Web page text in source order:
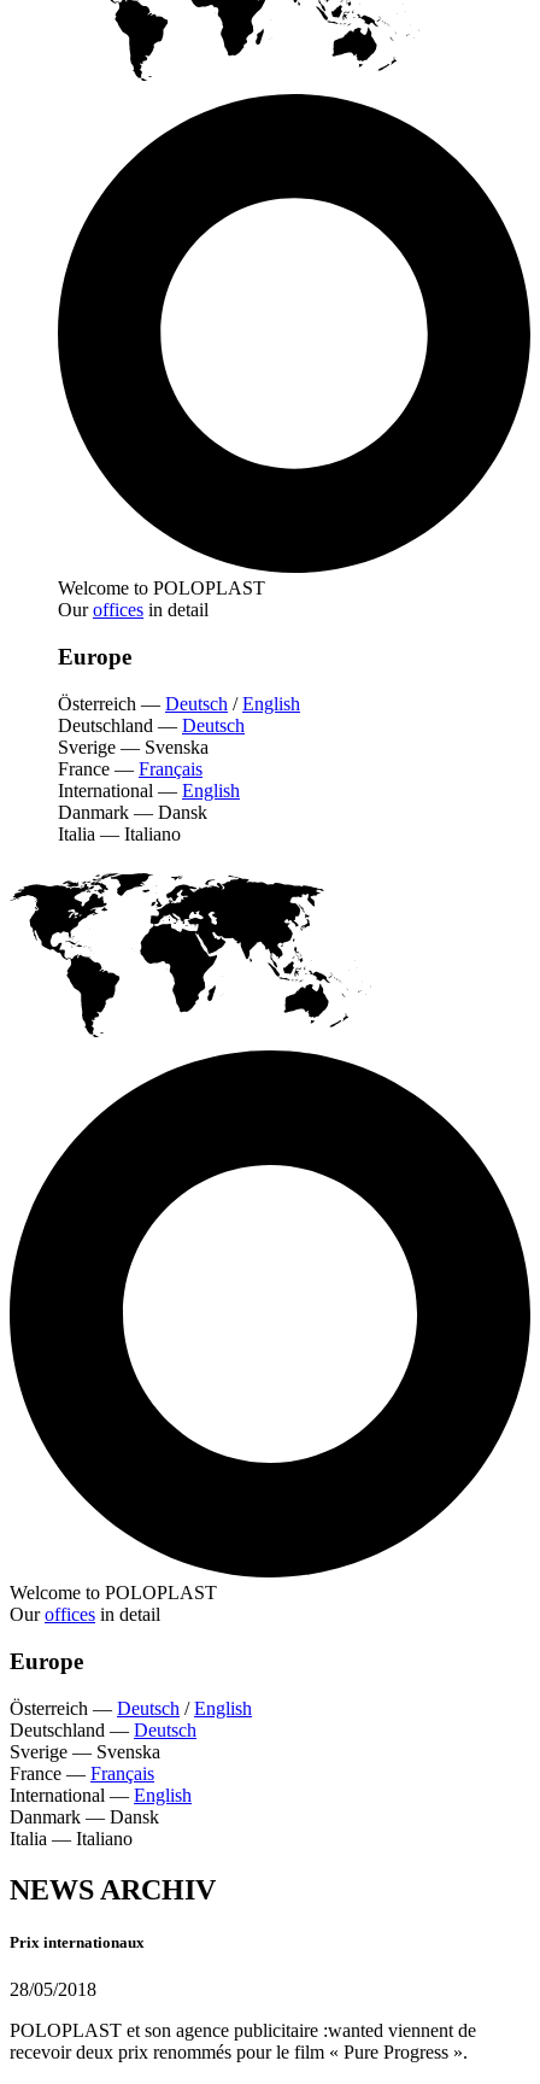
Welcome to POLOPLAST
Ouroffices in detail
Europe
Österreich — Deutsch /English
Deutschland — Deutsch
Sverige — Svenska
France — Français
International — English
Danmark — Dansk
Italia — Italiano
Welcome to POLOPLAST
Ouroffices in detail
Europe
Österreich — Deutsch /English
Deutschland — Deutsch
Sverige — Svenska
France — Français
International — English
Danmark — Dansk
Italia — Italiano
NEWS ARCHIV
Prix internationaux
28/05/2018
POLOPLAST et son agence publicitaire :wanted viennent de
recevoir deux prix renommés pour le film « Pure Progress ».